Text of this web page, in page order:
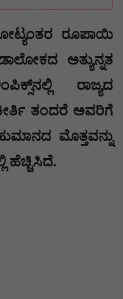
ರೂಪಾಯಿ
ಅತ್ಯುನ್ನತ
ರಾಜ್ಯದ
ಕೀರ್ತಿ ತಂದರೆ ಅವರಿಗೆ
ಮೊತ್ತವನ್ನು
ಹೆಚ್ಚಿಸಿದೆ.